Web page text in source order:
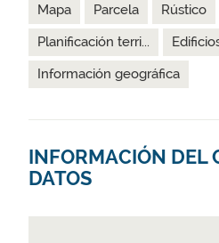
Mapa Parcela Rústico
Planificación terri...
Información geográfica
INFORMACIÓN DEL
DATOS